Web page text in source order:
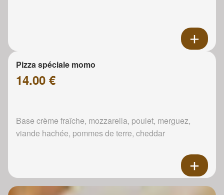
Pizza spéciale momo
14.00 €
Base crème fraîche, mozzarella, poulet, merguez,
viande hachée, pommes de terre, cheddar